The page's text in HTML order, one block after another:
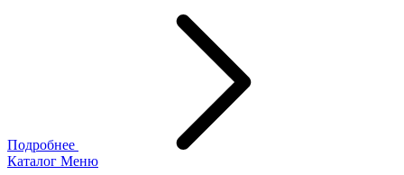
Подробнее
Каталог Меню